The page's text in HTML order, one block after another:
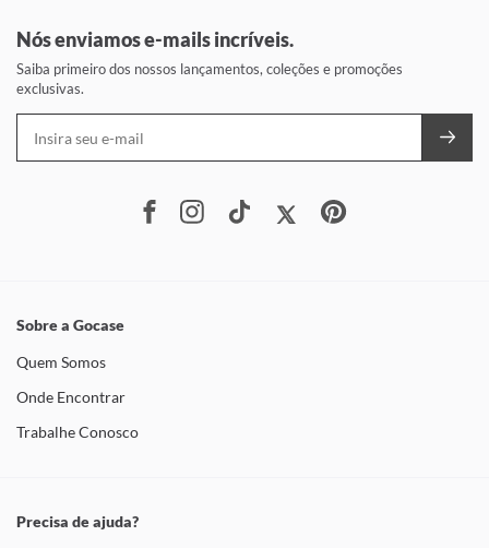
Nós enviamos e-mails incríveis.
Saiba primeiro dos nossos lançamentos, coleções e promoções
exclusivas.
Sobre a Gocase
Quem Somos
Onde Encontrar
Trabalhe Conosco
Precisa de ajuda?